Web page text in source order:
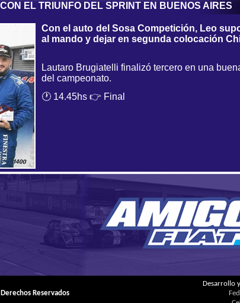
EL TRIUNFO DEL SPRINT EN BUENOS AIRES
Con el auto del Sosa Competición, Leo
al mando y dejar en segunda colocación
Lautaro Brugiatelli finalizó tercero en una
del campeonato.
🕐 14.45hs 👉 Final